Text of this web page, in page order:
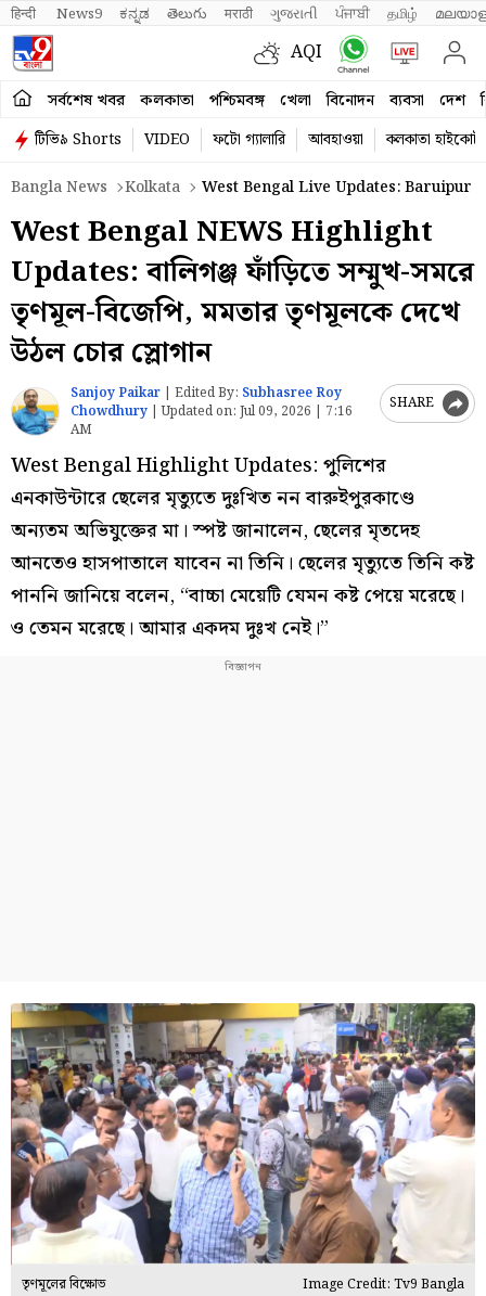
हिन्दी News9 ಕನ್ನಡ తెలుగు मराठी ગુજરાતી ਪੰਜਾਬੀ தமிழ்
AQI
সর্বশেষ খবর কলকাতা পশ্চিমবঙ্গ খেলা বিনোদন ব্যবসা দেশ
টিভি৯ Shorts VIDEO ফটো গ্যালারি আবহাওয়া
কলকাতা হাইকোর্ট
Bangla News
Kolkata West Bengal Live Updates: Baruipur
West Bengal NEWS Highlight
Updates: বালিগঞ্জ ফাঁড়িতে সম্মুখ-সমরে
তৃণমূল-বিজেপি, মমতার তৃণমূলকে দেখে
উঠল চোর স্লোগান
Sanjoy Paikar | Edited By: Subhasree Roy
Chowdhury |Updated on: Jul 09, 2026 | 7:16
AM
SHARE
West Bengal Highlight Updates: পুলিশের
এনকাউন্টারে ছেলের মৃত্যুতে দুঃখিত নন বারুইপুরকাণ্ডে
অন্যতম অভিযুক্তের মা। স্পষ্ট জানালেন, ছেলের মৃতদেহ
আনতেও হাসপাতালে যাবেন না তিনি। ছেলের মৃত্যুতে তিনি কষ্ট
পাননি জানিয়ে বলেন, “বাচ্চা মেয়েটি যেমন কষ্ট পেয়ে মরেছে।
ও তেমন মরেছে। আমার একদম দুঃখ নেই।”
তৃণমূলের বিক্ষোভ Image Credit: Tv9 Bangla